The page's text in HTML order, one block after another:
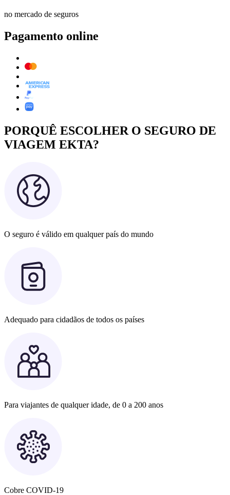
no mercado de seguros
Pagamento online
PORQUÊ ESCOLHER O SEGURO DE
VIAGEM EKTA?
O seguro é válido em qualquer país do mundo
Adequado para cidadãos de todos os países
Para viajantes de qualquer idade, de 0 a 200 anos
Cobre COVID-19